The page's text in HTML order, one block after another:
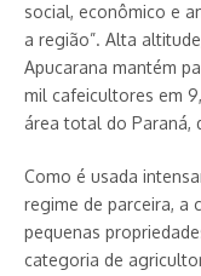
social, econômico e
a região”. Alta
Apucarana mantém
mil cafeicultores em
área total do Paraná,
Como é usada
regime de parceira, a
pequenas
categoria de